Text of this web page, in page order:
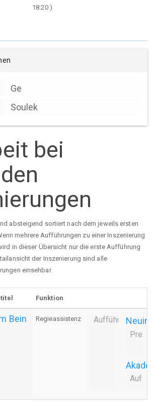
18:20)
Ge
Soulek
bei
absteigend sortiert nach dem jeweils ersten
mehrere Aufführungen zu einer Inszenierung
in dieser Übersicht nur die erste Aufführung
der Inszenierung sind alle
einsehbar.
Funktion
Bein Regieassistenz Aufführung